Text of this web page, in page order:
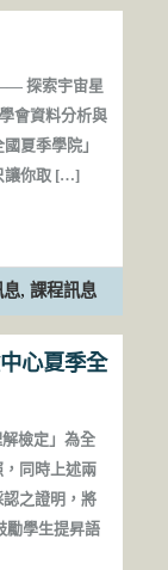
探索宇宙星
會資料分析與
夏季學院」
讓你取 […]
息, 課程訊息
心夏季全
檢定」為全
同時上述兩
之證明，將
勵學生提昇語